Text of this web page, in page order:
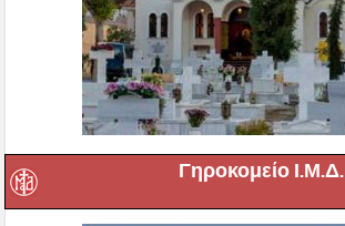
Γηροκομείο Ι.Μ.Δ.